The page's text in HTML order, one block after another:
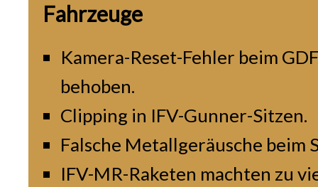
Fahrzeuge
Kamera-Reset-Fehler beim
behoben.
Clipping in IFV-Gunner-Sitzen.
Falsche Metallgeräusche beim
IFV-MR-Raketen machten zu